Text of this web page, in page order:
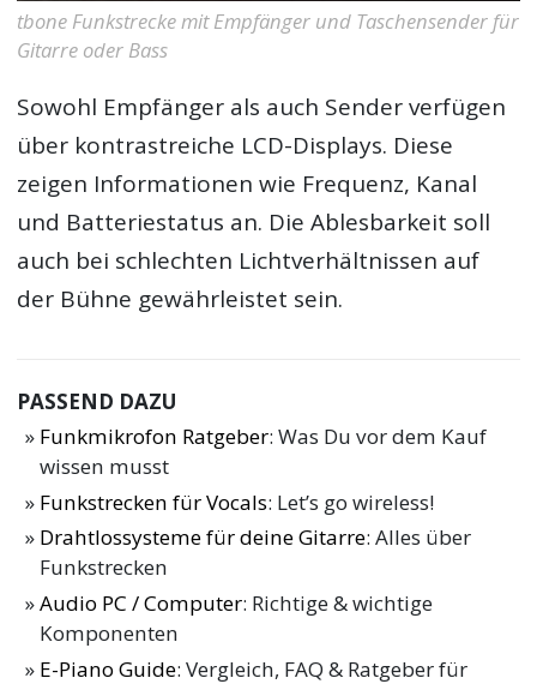
tbone Funkstrecke mit Empfänger und Taschensender für
Gitarre oder Bass
Sowohl Empfänger als auch Sender verfügen
über kontrastreiche LCD-Displays. Diese
zeigen Informationen wie Frequenz, Kanal
und Batteriestatus an. Die Ablesbarkeit soll
auch bei schlechten Lichtverhältnissen auf
der Bühne gewährleistet sein.
PASSEND DAZU
Funkmikrofon Ratgeber: Was Du vor dem Kauf
wissen musst
Funkstrecken für Vocals: Let’s go wireless!
Drahtlossysteme für deine Gitarre: Alles über
Funkstrecken
Audio PC / Computer: Richtige & wichtige
Komponenten
E-Piano Guide: Vergleich, FAQ & Ratgeber für